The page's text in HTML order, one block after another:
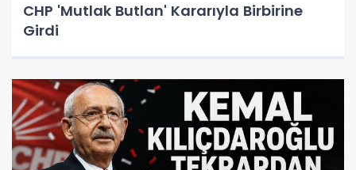
CHP 'Mutlak Butlan' Kararıyla Birbirine
Girdi